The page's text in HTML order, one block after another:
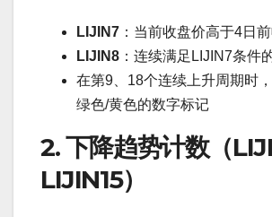
LIJIN7 ：当前收盘价高于4日
LIJIN8 ：连续满足LIJIN7条件
在第9、18个连续上升周期时
绿色/黄色的数字标记
2. 下降趋势计数（
LIJIN15）